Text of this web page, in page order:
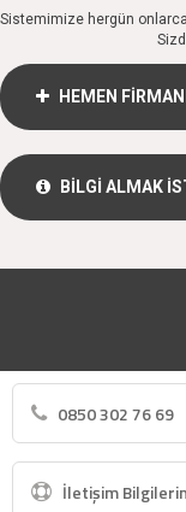
Sistemimize hergün onlarca
HEMEN
BİLGİ ALMAK
0850 302 76 69
İletişim